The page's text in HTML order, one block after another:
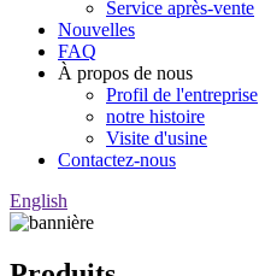
Service après-vente
Nouvelles
FAQ
À propos de nous
Profil de l'entreprise
notre histoire
Visite d'usine
Contactez-nous
English